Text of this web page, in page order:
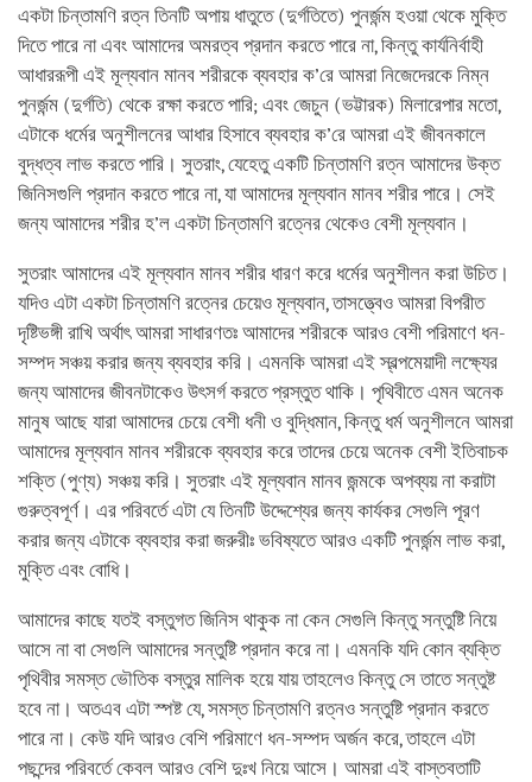
একটা চিন্তামণি রত্ন তিনটি অপায় ধাতুতে (দুর্গতিতে) পুনর্জন্ম হওয়া থেকে মুক্তি
দিতে পারে না এবং আমাদের অমরত্ব প্রদান করতে পারে না, কিন্তু কার্যনির্বাহী
আধাররূপী এই মূল্যবান মানব শরীরকে ব্যবহার ক’রে আমরা নিজেদেরকে নিম্ন
পুনর্জন্ম (দুর্গতি) থেকে রক্ষা করতে পারি; এবং জেচুন (ভট্টারক) মিলারেপার মতো,
এটাকে ধর্মের অনুশীলনের আধার হিসাবে ব্যবহার ক’রে আমরা এই জীবনকালে
বুদ্ধত্ব লাভ করতে পারি। সুতরাং, যেহেতু একটি চিন্তামণি রত্ন আমাদের উক্ত
জিনিসগুলি প্রদান করতে পারে না, যা আমাদের মূল্যবান মানব শরীর পারে। সেই
জন্য আমাদের শরীর হ’ল একটা চিন্তামণি রত্নের থেকেও বেশী মূল্যবান।
সুতরাং আমাদের এই মূল্যবান মানব শরীর ধারণ করে ধর্মের অনুশীলন করা উচিত।
যদিও এটা একটা চিন্তামণি রত্নের চেয়েও মূল্যবান, তাসত্ত্বেও আমরা বিপরীত
দৃষ্টিভঙ্গী রাখি অর্থাৎ আমরা সাধারণতঃ আমাদের শরীরকে আরও বেশী পরিমাণে ধন-
সম্পদ সঞ্চয় করার জন্য ব্যবহার করি। এমনকি আমরা এই স্বল্পমেয়াদী লক্ষ্যের
জন্য আমাদের জীবনটাকেও উৎসর্গ করতে প্রস্তুত থাকি। পৃথিবীতে এমন অনেক
মানুষ আছে যারা আমাদের চেয়ে বেশী ধনী ও বুদ্ধিমান, কিন্তু ধর্ম অনুশীলনে আমরা
আমাদের মূল্যবান মানব শরীরকে ব্যবহার করে তাদের চেয়ে অনেক বেশী ইতিবাচক
শক্তি (পুণ্য) সঞ্চয় করি। সুতরাং এই মূল্যবান মানব জন্মকে অপব্যয় না করাটা
গুরুত্বপূর্ণ। এর পরিবর্তে এটা যে তিনটি উদ্দেশ্যের জন্য কার্যকর সেগুলি পূরণ
করার জন্য এটাকে ব্যবহার করা জরুরীঃ ভবিষ্যতে আরও একটি পুনর্জন্ম লাভ করা,
মুক্তি এবং বোধি।
আমাদের কাছে যতই বস্তুগত জিনিস থাকুক না কেন সেগুলি কিন্তু সন্তুষ্টি নিয়ে
আসে না বা সেগুলি আমাদের সন্তুষ্টি প্রদান করে না। এমনকি যদি কোন ব্যক্তি
পৃথিবীর সমস্ত ভৌতিক বস্তুর মালিক হয়ে যায় তাহলেও কিন্তু সে তাতে সন্তুষ্ট
হবে না। অতএব এটা স্পষ্ট যে, সমস্ত চিন্তামণি রত্নও সন্তুষ্টি প্রদান করতে
পারে না। কেউ যদি আরও বেশি পরিমাণে ধন-সম্পদ অর্জন করে, তাহলে এটা
পছন্দের পরিবর্তে কেবল আরও বেশি দুঃখ নিয়ে আসে। আমরা এই বাস্তবতাটি